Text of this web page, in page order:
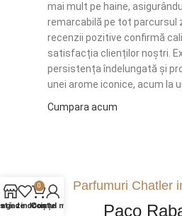
mai mult pe haine,
remarcabilă pe tot parcursul
recenzii pozitive confirmă
satisfacția clienților noștri.
persistența îndelungată și
unei arome iconice, acum la
Cumpara acum
Parfumuri Chatler
Paco
de dorințe
0
Coș
Contul meu